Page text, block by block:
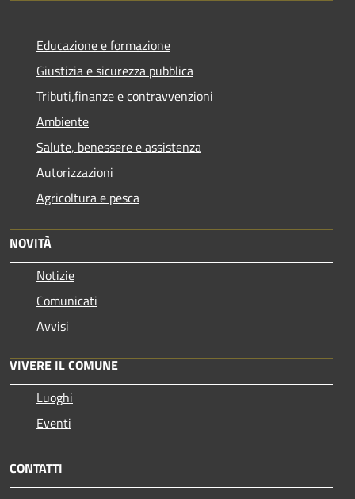
Educazione e formazione
Giustizia e sicurezza pubblica
Tributi,finanze e contravvenzioni
Ambiente
Salute, benessere e assistenza
Autorizzazioni
Agricoltura e pesca
NOVITÀ
Notizie
Comunicati
Avvisi
VIVERE IL COMUNE
Luoghi
Eventi
CONTATTI